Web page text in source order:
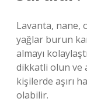
Lavanta, nane,
yağlar burun
almayı
dikkatli olun ve
kişilerde aşırı
olabilir.